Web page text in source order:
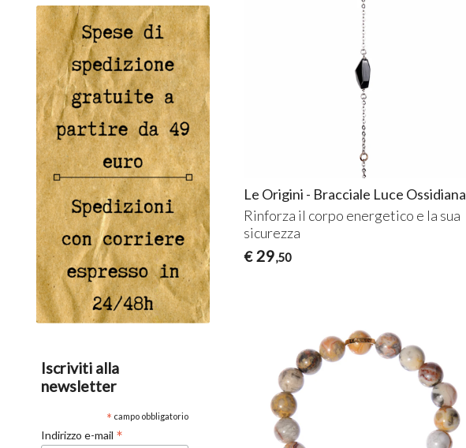
Le Origini - Bracciale Luce Ossidiana
Rinforza il corpo energetico e la sua
sicurezza
€ 29,50
Iscriviti alla
newsletter
* campo obbligatorio
Indirizzo e-mail *